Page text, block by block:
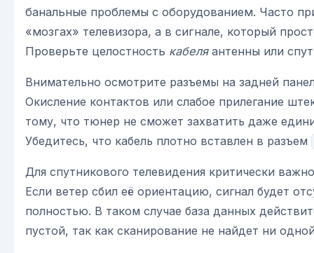
банальные проблемы с оборудованием. Часто
«мозгах» телевизора, а в сигнале, который
Проверьте целостность кабеляантенны или
Внимательно осмотрите разъемы на задней
Окисление контактов или слабое прилегание
тому, что тюнер не сможет захватить даже
Убедитесь, что кабель плотно вставлен в разъем
Для спутникового телевидения критически
Если ветер сбил её ориентацию, сигнал будет
полностью. В таком случае база данных
пустой, так как сканирование не найдет ни